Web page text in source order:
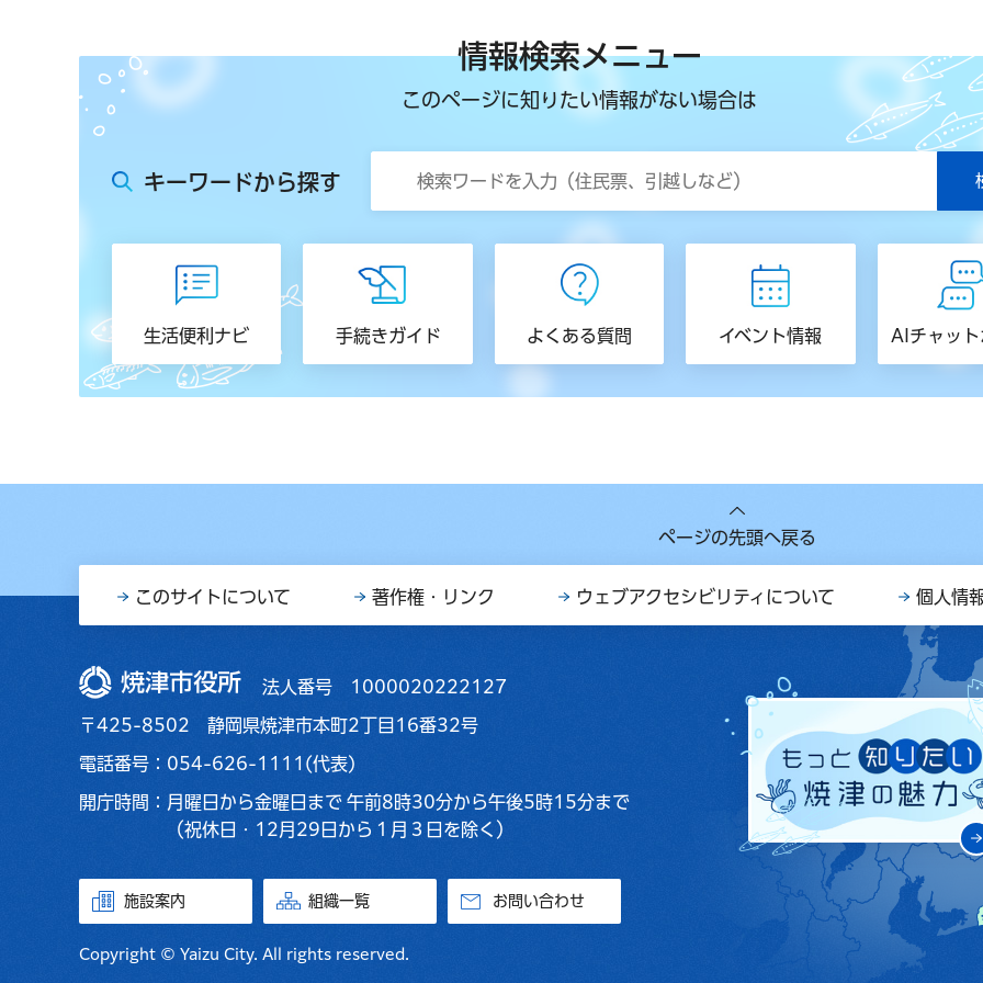
情報検索メニュー
このページに知りたい情報がない場合は
キーワードから探す
生活便利ナビ 手続きガイド よくある質問 イベント情報 AIチャッ
ページの先頭へ戻る
このサイトについて 著作権・リンク ウェブアクセシビリティについて 個人情
焼津市役所 法人番号 1000020222127
〒425-8502 静岡県焼津市本町2丁目16番32号
電話番号：054-626-1111(代表)
開庁時間： 月曜日から金曜日まで 午前8時30分から午後5時15分まで
（祝休日・12月29日から１月３日を除く）
施設案内 組織一覧 お問い合わせ
Copyright © Yaizu City. All rights reserved.